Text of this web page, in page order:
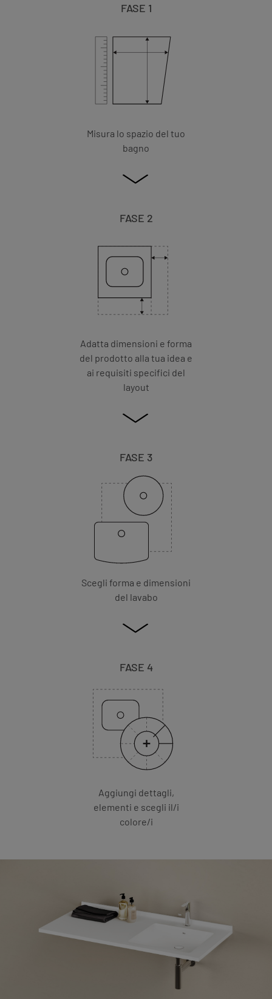
FASE 1
Misura lo spazio del tuo
bagno
FASE 2
Adatta dimensioni e forma
del prodotto alla tua idea e
ai requisiti specifici del
layout
FASE 3
Scegli forma e dimensioni
del lavabo
FASE 4
Aggiungi dettagli,
elementi e scegli il/i
colore/i